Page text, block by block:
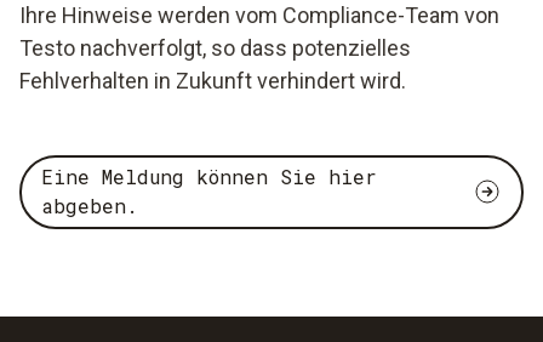
Ihre Hinweise werden vom Compliance-Team von
Testo nachverfolgt, so dass potenzielles
Fehlverhalten in Zukunft verhindert wird.
Eine Meldung können Sie hier
abgeben.